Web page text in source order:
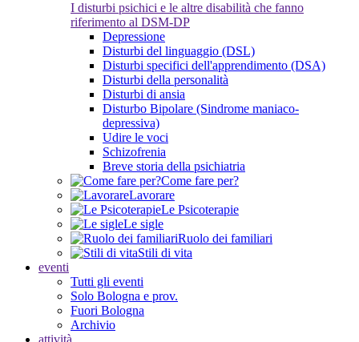
I disturbi psichici e le altre disabilità che fanno
riferimento al DSM-DP
Depressione
Disturbi del linguaggio (DSL)
Disturbi specifici dell'apprendimento (DSA)
Disturbi della personalità
Disturbi di ansia
Disturbo Bipolare (Sindrome maniaco-
depressiva)
Udire le voci
Schizofrenia
Breve storia della psichiatria
Come fare per?
Lavorare
Le Psicoterapie
Le sigle
Ruolo dei familiari
Stili di vita
eventi
Tutti gli eventi
Solo Bologna e prov.
Fuori Bologna
Archivio
attività